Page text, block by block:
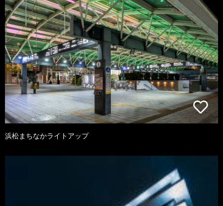
浜松まちなかライトアップ